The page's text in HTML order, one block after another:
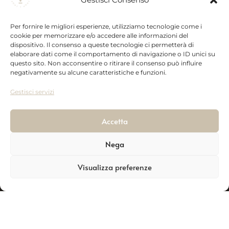
Per fornire le migliori esperienze, utilizziamo tecnologie come i
cookie per memorizzare e/o accedere alle informazioni del
dispositivo. Il consenso a queste tecnologie ci permetterà di
elaborare dati come il comportamento di navigazione o ID unici su
questo sito. Non acconsentire o ritirare il consenso può influire
negativamente su alcune caratteristiche e funzioni.
Gestisci servizi
Accetta
Nega
Visualizza preferenze
00523300762
Zona P.a.i.p.
85026,
Palazzo San
Gervasio
285 3531
Spedizioni
Privacy
online
Vai al Sito
Ceramic
Wedding
Collection
Gift box
Prodotti